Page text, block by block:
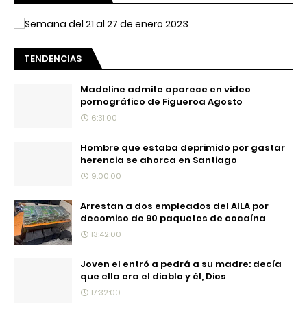
TENDENCIAS
Madeline admite aparece en video
pornográfico de Figueroa Agosto
6:31:00
Hombre que estaba deprimido por gastar
herencia se ahorca en Santiago
9:00:00
Arrestan a dos empleados del AILA por
decomiso de 90 paquetes de cocaína
13:42:00
Joven el entró a pedrá a su madre: decía
que ella era el diablo y él, Dios
17:32:00